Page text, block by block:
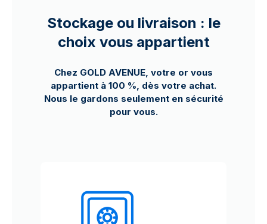
Stockage ou livraison : le
choix vous appartient
Chez GOLD AVENUE, votre or vous
appartient à 100 %, dès votre achat.
Nous le gardons seulement en sécurité
pour vous.